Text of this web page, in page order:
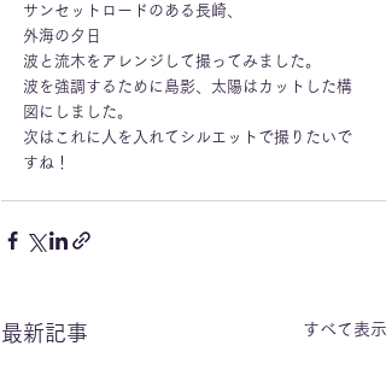
サンセットロードのある長崎、
外海の夕日
波と流木をアレンジして撮ってみました。
波を強調するために島影、太陽はカットした構
図にしました。
次はこれに人を入れてシルエットで撮りたいで
すね！
最新記事 すべて表示